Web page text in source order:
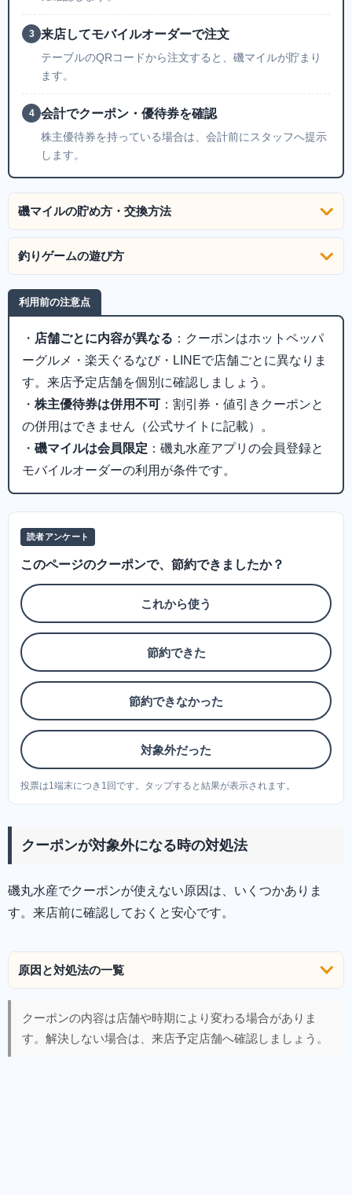
3 来店してモバイルオーダーで注文
テーブルのQRコードから注文すると、磯マイルが貯まり
ます。
4 会計でクーポン・優待券を確認
株主優待券を持っている場合は、会計前にスタッフへ提示
します。
磯マイルの貯め方・交換方法
釣りゲームの遊び方
利用前の注意点
・ 店舗ごとに内容が異なる ：クーポンはホットペッパ
ーグルメ・楽天ぐるなび・LINEで店舗ごとに異なりま
す。来店予定店舗を個別に確認しましょう。
・ 株主優待券は併用不可 ：割引券・値引きクーポンと
の併用はできません（公式サイトに記載）。
・ 磯マイルは会員限定 ：磯丸水産アプリの会員登録と
モバイルオーダーの利用が条件です。
読者アンケート
このページのクーポンで、節約できましたか？
これから使う
節約できた
節約できなかった
対象外だった
投票は1端末につき1回です。タップすると結果が表示されます。
クーポンが対象外になる時の対処法
磯丸水産でクーポンが使えない原因は、いくつかありま
す。来店前に確認しておくと安心です。
原因と対処法の一覧
クーポンの内容は店舗や時期により変わる場合がありま
す。解決しない場合は、来店予定店舗へ確認しましょう。